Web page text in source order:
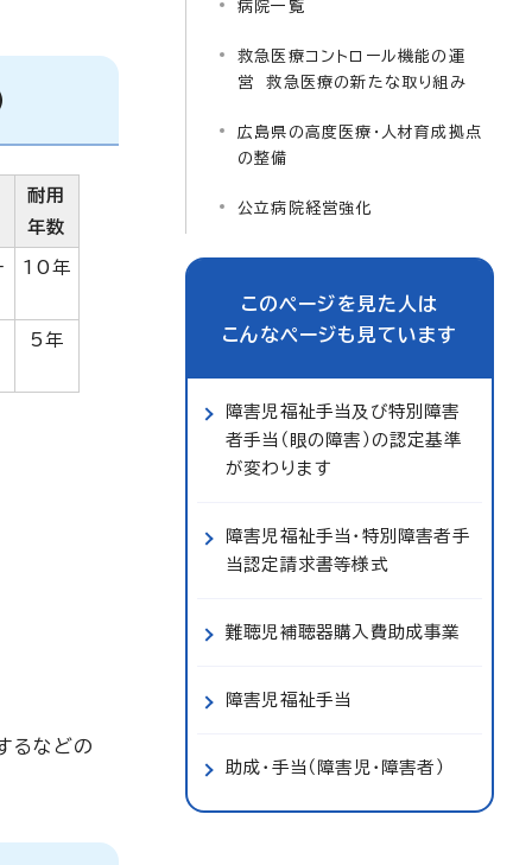
耐用
年数
10年
5年
るなどの
病院一覧
救急医療コントロール機能の運
営 救急医療の新たな取り組み
広島県の高度医療・人材育成拠点
の整備
公立病院経営強化
このページを見た人は
こんなページも見ています
障害児福祉手当及び特別障害
者手当（眼の障害）の認定基準
が変わります
障害児福祉手当・特別障害者手
当認定請求書等様式
難聴児補聴器購入費助成事業
障害児福祉手当
助成・手当（障害児・障害者）